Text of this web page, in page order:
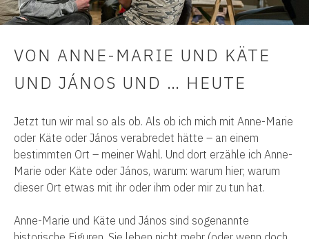
VON ANNE-MARIE UND KÄTE
UND JÁNOS UND … HEUTE
Jetzt tun wir mal so als ob. Als ob ich mich mit Anne-Marie
oder Käte oder János verabredet hätte – an einem
bestimmten Ort – meiner Wahl. Und dort erzähle ich Anne-
Marie oder Käte oder János, warum: warum hier; warum
dieser Ort etwas mit ihr oder ihm oder mir zu tun hat.
Anne-Marie und Käte und János sind sogenannte